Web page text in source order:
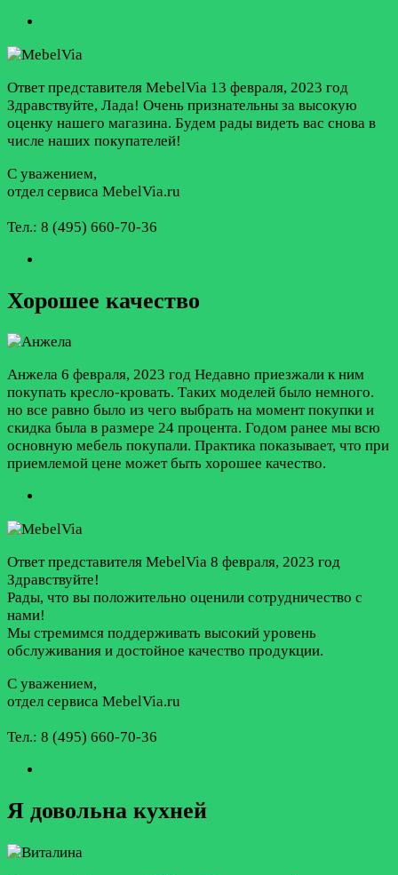
Ответ представителя MebelVia 13 февраля, 2023 год
Здравствуйте, Лада! Очень признательны за высокую
оценку нашего магазина. Будем рады видеть вас снова в
числе наших покупателей!
С уважением,
отдел сервиса MebelVia.ru
Тел.: 8 (495) 660-70-36
Хорошее качество
Анжела 6 февраля, 2023 год Недавно приезжали к ним
покупать кресло-кровать. Таких моделей было немного.
но все равно было из чего выбрать на момент покупки и
скидка была в размере 24 процента. Годом ранее мы всю
основную мебель покупали. Практика показывает, что при
приемлемой цене может быть хорошее качество.
Ответ представителя MebelVia 8 февраля, 2023 год
Здравствуйте!
Рады, что вы положительно оценили сотрудничество с
нами!
Мы стремимся поддерживать высокий уровень
обслуживания и достойное качество продукции.
С уважением,
отдел сервиса MebelVia.ru
Тел.: 8 (495) 660-70-36
Я довольна кухней